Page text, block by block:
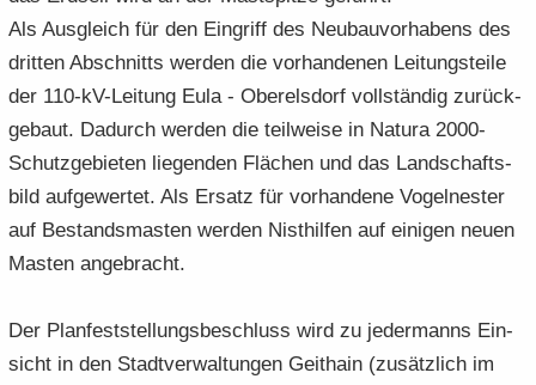
Als Aus­gleich für den Ein­griff des Neu­bau­vor­ha­bens des
drit­ten Ab­schnitts wer­den die vor­han­de­nen Lei­tungs­tei­le
der 110-​kV-Leitung Eula - Ober­els­dorf voll­stän­dig zu­rück­
ge­baut. Da­durch wer­den die teil­wei­se in Na­tu­ra 2000-
Schutz­ge­bie­ten lie­gen­den Flä­chen und das Land­schafts­
bild auf­ge­wer­tet. Als Er­satz für vor­han­de­ne Vo­gel­nes­ter
auf Be­stands­mas­ten wer­den Nist­hil­fen auf ei­ni­gen neuen
Mas­ten an­ge­bracht.
Der Plan­fest­stel­lungs­be­schluss wird zu je­der­manns Ein­
sicht in den Stadt­ver­wal­tun­gen Geit­hain (zu­sätz­lich im